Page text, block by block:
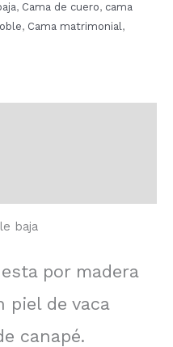
, Cama de cuero, cama
, Cama matrimonial,
baja
por madera
piel de vaca
canapé.